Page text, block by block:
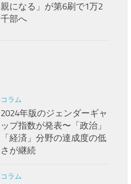
親になる」が第6刷で1万2
千部へ
コラム
2024年版のジェンダーギャ
ップ指数が発表〜「政治」
「経済」分野の達成度の低
さが継続
コラム